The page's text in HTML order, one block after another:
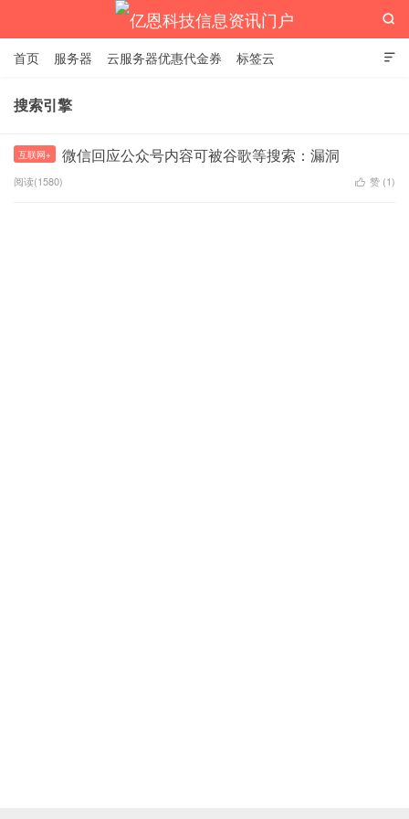
亿恩科技信息资讯门户

首页 服务器 云服务器优惠代金券 标签云

搜索引擎
互联网+ 微信回应公众号内容可被谷歌等搜索：漏洞
阅读(1580)  赞 (1)